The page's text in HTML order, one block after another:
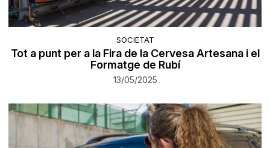
SOCIETAT
Tot a punt per a la Fira de la Cervesa Artesana i el
Formatge de Rubí
13/05/2025